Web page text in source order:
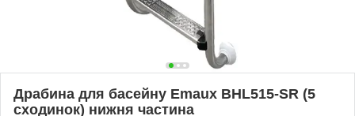
Драбина для басейну Emaux BHL515-SR (5
сходинок) нижня частина